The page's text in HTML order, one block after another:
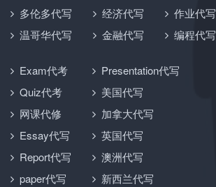
多伦多代写
温哥华代写
经济代写
金融代写
作业代写
编程代写
Exam代考
Quiz代考
网课代修
Essay代写
Report代写
paper代写
Presentation代写
美国代写
加拿大代写
英国代写
澳洲代写
新西兰代写